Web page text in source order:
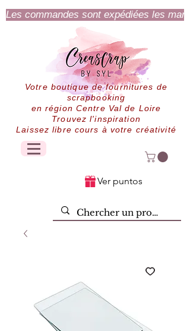
Les commandes sont expédiées les
Votre boutique de fournitures de
scrapbooking
en région Centre Val de Loire
Trouvez l'inspiration
Laissez libre cours à votre créativité
Ver puntos